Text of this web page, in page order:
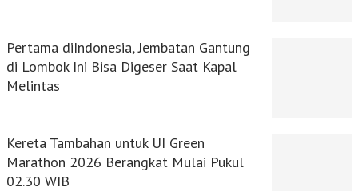
Pertama diIndonesia, Jembatan Gantung
di Lombok Ini Bisa Digeser Saat Kapal
Melintas
Kereta Tambahan untuk UI Green
Marathon 2026 Berangkat Mulai Pukul
02.30 WIB